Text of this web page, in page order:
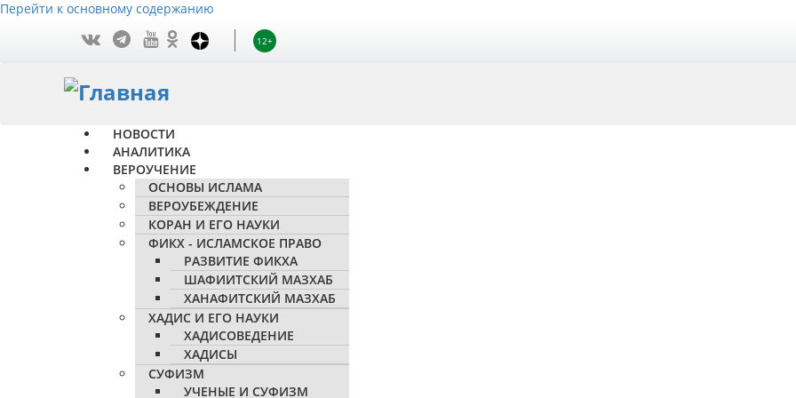
Перейти к основному содержанию
12+
НОВОСТИ
АНАЛИТИКА
ВЕРОУЧЕНИЕ
ОСНОВЫ ИСЛАМА
ВЕРОУБЕЖДЕНИЕ
КОРАН И ЕГО НАУКИ
ФИКХ - ИСЛАМСКОЕ ПРАВО
РАЗВИТИЕ ФИКХА
ШАФИИТСКИЙ МАЗХАБ
ХАНАФИТСКИЙ МАЗХАБ
ХАДИС И ЕГО НАУКИ
ХАДИСОВЕДЕНИЕ
ХАДИСЫ
СУФИЗМ
УЧЕНЫЕ И СУФИЗМ